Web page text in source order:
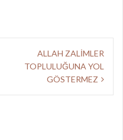
ALLAH ZALİMLER
TOPLULUĞUNA YOL
GÖSTERMEZ